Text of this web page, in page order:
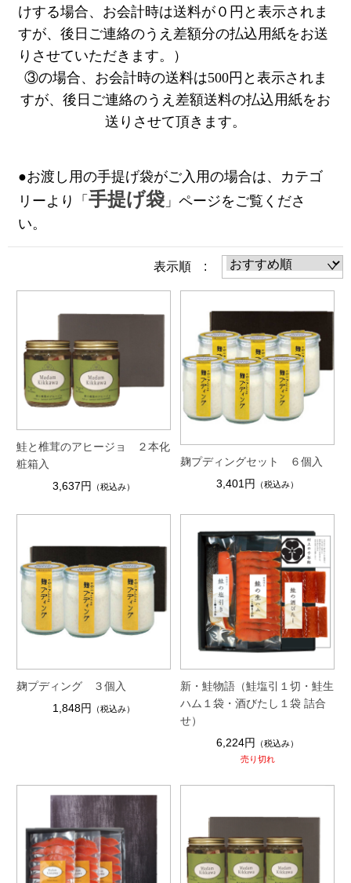
けする場合、お会計時は送料が０円と表示されま
すが、後日ご連絡のうえ差額分の払込用紙をお送
りさせていただきます。）
③の場合、お会計時の送料は500円と表示されま
すが、後日ご連絡のうえ差額送料の払込用紙をお
送りさせて頂きます。
●お渡し用の手提げ袋がご入用の場合は、カテゴ
リーより「 手提げ袋」ページをご覧くださ
い。
表示順 :
鮭と椎茸のアヒージョ ２本化
粧箱入
3,637円
（税込み）
麹プディングセット ６個入
3,401円
（税込み）
麹プディング ３個入
1,848円
（税込み）
新・鮭物語（鮭塩引１切・鮭生
ハム１袋・酒びたし１袋 詰合
せ）
6,224円
（税込み）
売り切れ